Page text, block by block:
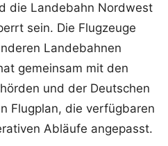
die Landebahn Nordwest
sein. Die Flugzeuge
Landebahnen
gemeinsam mit den
und der Deutschen
Flugplan, die verfügbaren
Abläufe angepasst.